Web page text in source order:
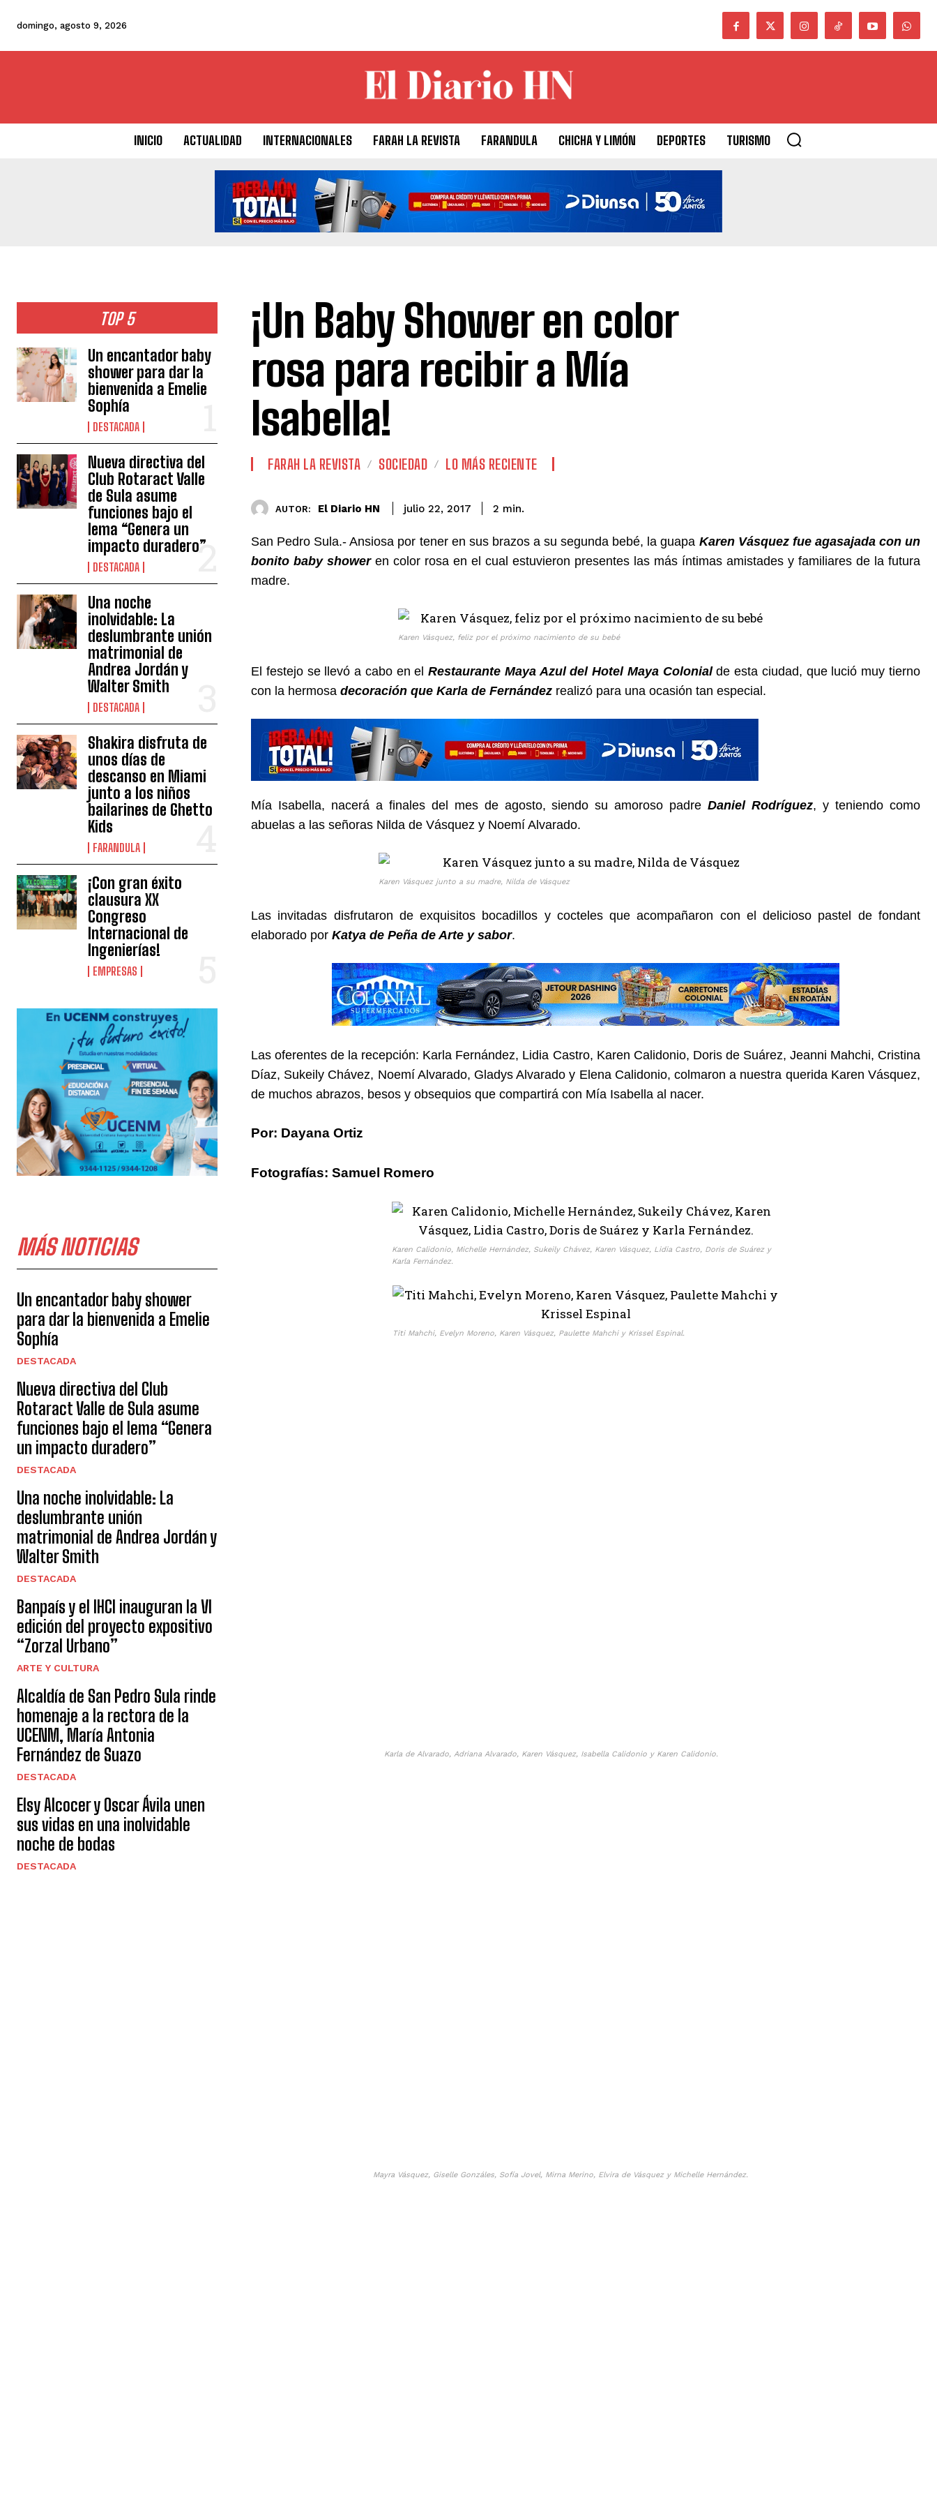
domingo, agosto 9, 2026
INICIO ACTUALIDAD INTERNACIONALES FARAH LA REVISTA FARANDULA CHICHA Y LIMÓN DEPORTES TURISMO
TOP 5
Un encantador baby
shower para dar la
bienvenida a Emelie
Sophía
DESTACADA
Nueva directiva del
Club Rotaract Valle
de Sula asume
funciones bajo el
lema “Genera un
impacto duradero”
DESTACADA
Una noche
inolvidable: La
deslumbrante unión
matrimonial de
Andrea Jordán y
Walter Smith
DESTACADA
Shakira disfruta de
unos días de
descanso en Miami
junto a los niños
bailarines de Ghetto
Kids
FARANDULA
¡Con gran éxito
clausura XX
Congreso
Internacional de
Ingenierías!
EMPRESAS
MÁS NOTICIAS
Un encantador baby shower
para dar la bienvenida a Emelie
Sophía
DESTACADA
Nueva directiva del Club
Rotaract Valle de Sula asume
funciones bajo el lema “Genera
un impacto duradero”
DESTACADA
Una noche inolvidable: La
deslumbrante unión
matrimonial de Andrea Jordán y
Walter Smith
DESTACADA
Banpaís y el IHCI inauguran la VI
edición del proyecto expositivo
“Zorzal Urbano”
ARTE Y CULTURA
Alcaldía de San Pedro Sula rinde
homenaje a la rectora de la
UCENM, María Antonia
Fernández de Suazo
DESTACADA
Elsy Alcocer y Oscar Ávila unen
sus vidas en una inolvidable
noche de bodas
DESTACADA
¡Un Baby Shower en color
rosa para recibir a Mía
Isabella!
FARAH LA REVISTA SOCIEDAD LO MÁS RECIENTE
AUTOR: El Diario HN julio 22, 2017 2 min.
San Pedro Sula.- Ansiosa por tener en sus brazos a su segunda bebé, la guapa Karen Vásquez fue agasajada con un
bonito baby showeren color rosa en el cual estuvieron presentes las más íntimas amistades y familiares de la futura
madre.
Karen Vásquez, feliz por el próximo nacimiento de su bebé
El festejo se llevó a cabo en elRestaurante Maya Azul del Hotel Maya Colonialde esta ciudad, que lució muy tierno
con la hermosa decoración que Karla de Fernández realizó para una ocasión tan especial.
Mía Isabella, nacerá a finales del mes de agosto, siendo su amoroso padreDaniel Rodríguez, y teniendo como
abuelas a las señoras Nilda de Vásquez y Noemí Alvarado.
Karen Vásquez junto a su madre, Nilda de Vásquez
Las invitadas disfrutaron de exquisitos bocadillos y cocteles que acompañaron con el delicioso pastel de fondant
elaborado por Katya de Peña de Arte y sabor.
Las oferentes de la recepción: Karla Fernández, Lidia Castro, Karen Calidonio, Doris de Suárez, Jeanni Mahchi, Cristina
Díaz, Sukeily Chávez, Noemí Alvarado, Gladys Alvarado y Elena Calidonio, colmaron a nuestra querida Karen Vásquez,
de muchos abrazos, besos y obsequios que compartirá con Mía Isabella al nacer.
Por: Dayana Ortiz
Fotografías: Samuel Romero
Karen Calidonio, Michelle Hernández, Sukeily Chávez, Karen Vásquez, Lidia Castro, Doris de Suárez y
Karla Fernández.
Titi Mahchi, Evelyn Moreno, Karen Vásquez, Paulette Mahchi y Krissel Espinal.
Karla de Alvarado, Adriana Alvarado, Karen Vásquez, Isabella Calidonio y Karen Calidonio.
Mayra Vásquez, Giselle Gonzáles, Sofía Jovel, Mirna Merino, Elvira de Vásquez y Michelle Hernández.